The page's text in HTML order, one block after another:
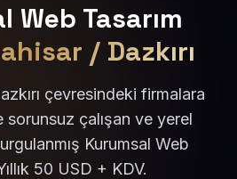
Web Tasarım
/ Dazkırı
çevresindeki firmalara
çalışan ve yerel
Kurumsal Web
50 USD + KDV.